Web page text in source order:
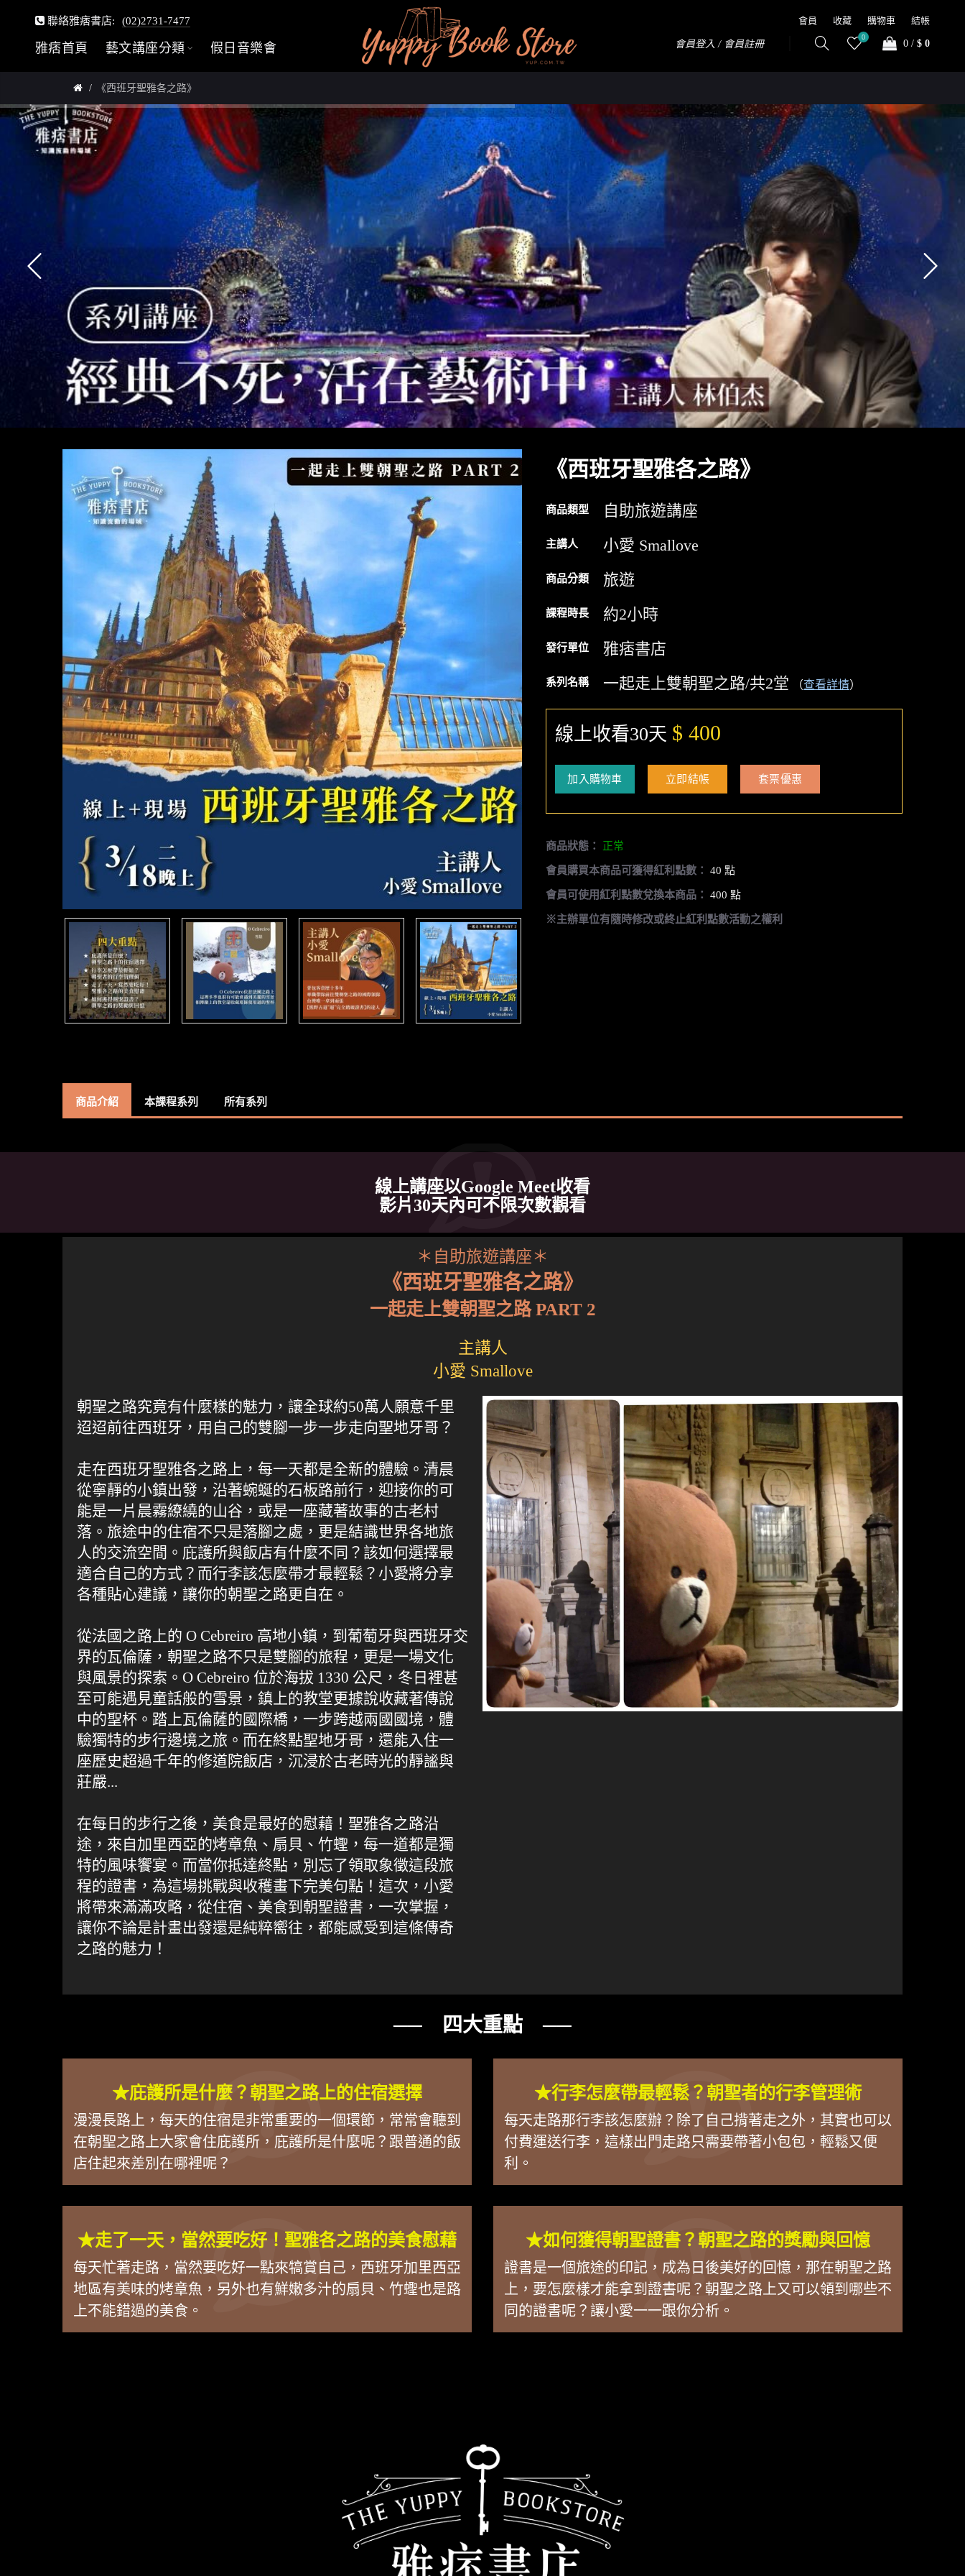
聯絡雅痞書店: (02)2731-7477
雅痞首頁 藝文講座分類 假日音樂會
會員 收藏 購物車 結帳
會員登入 / 會員註冊
0
0 / $ 0
《西班牙聖雅各之路》
《西班牙聖雅各之路》
商品類型 自助旅遊講座
主講人 小愛 Smallove
商品分類 旅遊
課程時長 約2小時
發行單位 雅痞書店
系列名稱 一起走上雙朝聖之路/共2堂 （查看詳情）
線上收看30天 $ 400
加入購物車 立即結帳 套票優惠
商品狀態： 正常
會員購買本商品可獲得紅利點數： 40 點
會員可使用紅利點數兌換本商品： 400 點
※主辦單位有隨時修改或終止紅利點數活動之權利
商品介紹 本課程系列 所有系列
線上講座以Google Meet收看
影片30天內可不限次數觀看
＊自助旅遊講座＊
《西班牙聖雅各之路》
一起走上雙朝聖之路 PART 2
主講人
小愛 Smallove
朝聖之路究竟有什麼樣的魅力，讓全球約50萬人願意千里
迢迢前往西班牙，用自己的雙腳一步一步走向聖地牙哥？
走在西班牙聖雅各之路上，每一天都是全新的體驗。清晨
從寧靜的小鎮出發，沿著蜿蜒的石板路前行，迎接你的可
能是一片晨霧繚繞的山谷，或是一座藏著故事的古老村
落。旅途中的住宿不只是落腳之處，更是結識世界各地旅
人的交流空間。庇護所與飯店有什麼不同？該如何選擇最
適合自己的方式？而行李該怎麼帶才最輕鬆？小愛將分享
各種貼心建議，讓你的朝聖之路更自在。
從法國之路上的 O Cebreiro 高地小鎮，到葡萄牙與西班牙交
界的瓦倫薩，朝聖之路不只是雙腳的旅程，更是一場文化
與風景的探索。O Cebreiro 位於海拔 1330 公尺，冬日裡甚
至可能遇見童話般的雪景，鎮上的教堂更據說收藏著傳說
中的聖杯。踏上瓦倫薩的國際橋，一步跨越兩國國境，體
驗獨特的步行邊境之旅。而在終點聖地牙哥，還能入住一
座歷史超過千年的修道院飯店，沉浸於古老時光的靜謐與
莊嚴...
在每日的步行之後，美食是最好的慰藉！聖雅各之路沿
途，來自加里西亞的烤章魚、扇貝、竹蟶，每一道都是獨
特的風味饗宴。而當你抵達終點，別忘了領取象徵這段旅
程的證書，為這場挑戰與收穫畫下完美句點！這次，小愛
將帶來滿滿攻略，從住宿、美食到朝聖證書，一次掌握，
讓你不論是計畫出發還是純粹嚮往，都能感受到這條傳奇
之路的魅力！
── 四大重點 ──
★庇護所是什麼？朝聖之路上的住宿選擇
漫漫長路上，每天的住宿是非常重要的一個環節，常常會聽到
在朝聖之路上大家會住庇護所，庇護所是什麼呢？跟普通的飯
店住起來差別在哪裡呢？
★行李怎麼帶最輕鬆？朝聖者的行李管理術
每天走路那行李該怎麼辦？除了自己揹著走之外，其實也可以
付費運送行李，這樣出門走路只需要帶著小包包，輕鬆又便
利。
★走了一天，當然要吃好！聖雅各之路的美食慰藉
每天忙著走路，當然要吃好一點來犒賞自己，西班牙加里西亞
地區有美味的烤章魚，另外也有鮮嫩多汁的扇貝、竹蟶也是路
上不能錯過的美食。
★如何獲得朝聖證書？朝聖之路的獎勵與回憶
證書是一個旅途的印記，成為日後美好的回憶，那在朝聖之路
上，要怎麼樣才能拿到證書呢？朝聖之路上又可以領到哪些不
同的證書呢？讓小愛一一跟你分析。